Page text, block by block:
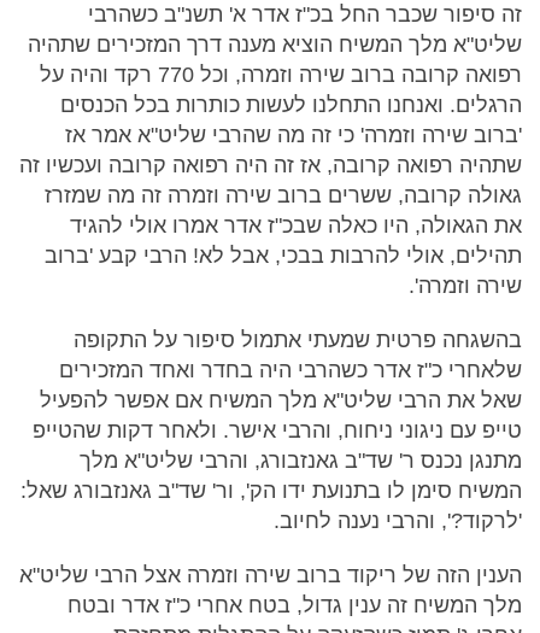
זה סיפור שכבר החל בכ"ז אדר א' תשנ"ב כשהרבי
שליט"א מלך המשיח הוציא מענה דרך המזכירים שתהיה
רפואה קרובה ברוב שירה וזמרה, וכל 770 רקד והיה על
הרגלים. ואנחנו התחלנו לעשות כותרות בכל הכנסים
'ברוב שירה וזמרה' כי זה מה שהרבי שליט"א אמר אז
שתהיה רפואה קרובה, אז זה היה רפואה קרובה ועכשיו זה
גאולה קרובה, ששרים ברוב שירה וזמרה זה מה שמזרז
את הגאולה, היו כאלה שבכ"ז אדר אמרו אולי להגיד
תהילים, אולי להרבות בבכי, אבל לא! הרבי קבע 'ברוב
שירה וזמרה'.
בהשגחה פרטית שמעתי אתמול סיפור על התקופה
שלאחרי כ"ז אדר כשהרבי היה בחדר ואחד המזכירים
שאל את הרבי שליט"א מלך המשיח אם אפשר להפעיל
טייפ עם ניגוני ניחוח, והרבי אישר. ולאחר דקות שהטייפ
מתנגן נכנס ר' שד"ב גאנזבורג, והרבי שליט"א מלך
המשיח סימן לו בתנועת ידו הק', ור' שד"ב גאנזבורג שאל:
'לרקוד?', והרבי נענה לחיוב.
הענין הזה של ריקוד ברוב שירה וזמרה אצל הרבי שליט"א
מלך המשיח זה ענין גדול, בטח אחרי כ"ז אדר ובטח